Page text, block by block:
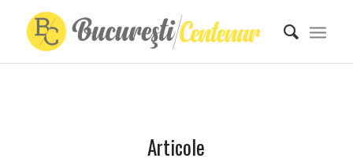
Articole